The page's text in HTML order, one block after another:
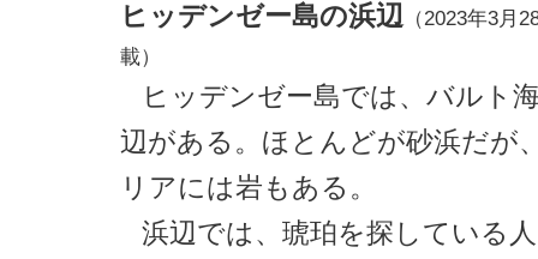
ヒッデンゼー島の浜辺（2023年3月
載）
ヒッデンゼー島では、バルト
辺がある。ほとんどが砂浜だが
リアには岩もある。
浜辺では、琥珀を探している